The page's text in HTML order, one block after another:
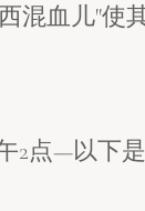
混血儿"使
2点—以下